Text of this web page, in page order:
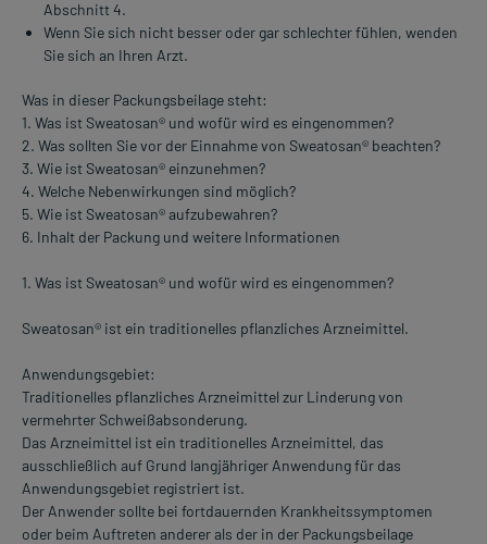
Abschnitt 4.
Wenn Sie sich nicht besser oder gar schlechter fühlen, wenden
Sie sich an Ihren Arzt.
Was in dieser Packungsbeilage steht:
1. Was ist Sweatosan® und wofür wird es eingenommen?
2. Was sollten Sie vor der Einnahme von Sweatosan® beachten?
3. Wie ist Sweatosan® einzunehmen?
4. Welche Nebenwirkungen sind möglich?
5. Wie ist Sweatosan® aufzubewahren?
6. Inhalt der Packung und weitere Informationen
1. Was ist Sweatosan® und wofür wird es eingenommen?
Sweatosan® ist ein traditionelles pflanzliches Arzneimittel.
Anwendungsgebiet:
Traditionelles pflanzliches Arzneimittel zur Linderung von
vermehrter Schweißabsonderung.
Das Arzneimittel ist ein traditionelles Arzneimittel, das
ausschließlich auf Grund langjähriger Anwendung für das
Anwendungsgebiet registriert ist.
Der Anwender sollte bei fortdauernden Krankheitssymptomen
oder beim Auftreten anderer als der in der Packungsbeilage